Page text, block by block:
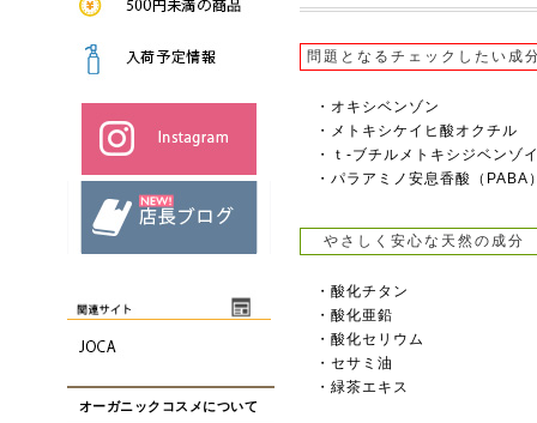
オーガニックコスメについて
問題となるチェックしたい成
・オキシベンゾン
・メトキシケイヒ酸オクチル
・ｔ-ブチルメトキシジベンゾ
・パラアミノ安息香酸（PABA
やさしく安心な天然の成分
・酸化チタン
・酸化亜鉛
・酸化セリウム
・セサミ油
・緑茶エキス